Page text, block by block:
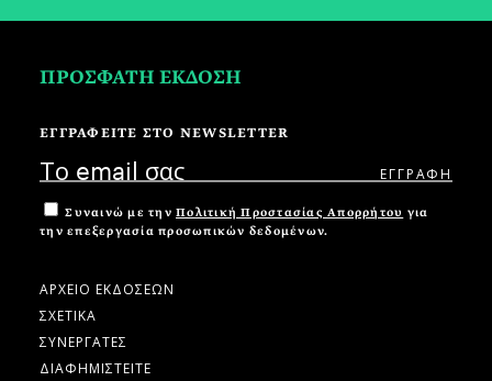
ΠΡΟΣΦΑΤΗ ΕΚΔΟΣΗ
ΕΓΓΡΑΦΕΙΤΕ ΣΤΟ NEWSLETTER
Συναινώ με την Πολιτική Προστασίας Απορρήτου για
την επεξεργασία προσωπικών δεδομένων.
ΑΡΧΕΙΟ ΕΚΔΟΣΕΩΝ
ΣΧΕΤΙΚΑ
ΣΥΝΕΡΓΑΤΕΣ
ΔΙΑΦΗΜΙΣΤΕΙΤΕ